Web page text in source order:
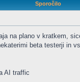
Sporočilo
na plano v kratkem,
beta testerji in
AI traffic